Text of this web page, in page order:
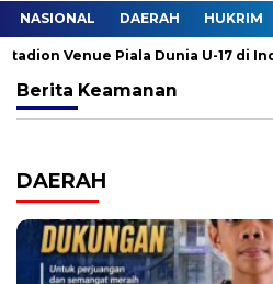
NASIONAL DAERAH HUKRIM
Venue Piala Dunia U-17 di
Berita Keamanan
DAERAH